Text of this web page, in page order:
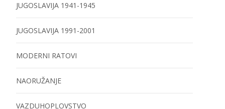
JUGOSLAVIJA 1941-1945
JUGOSLAVIJA 1991-2001
MODERNI RATOVI
NAORUŽANJE
VAZDUHOPLOVSTVO